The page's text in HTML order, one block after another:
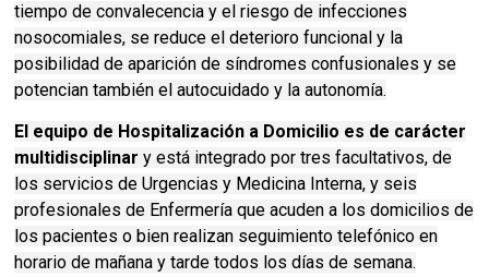
tiempo de convalecencia y el riesgo de infecciones
nosocomiales, se reduce el deterioro funcional y la
posibilidad de aparición de síndromes confusionales y se
potencian también el autocuidado y la autonomía.
El equipo de Hospitalización a Domicilio es de carácter
multidisciplinary está integrado por tres facultativos, de
los servicios de Urgencias y Medicina Interna, y seis
profesionales de Enfermería que acuden a los domicilios de
los pacientes o bien realizan seguimiento telefónico en
horario de mañana y tarde todos los días de semana.